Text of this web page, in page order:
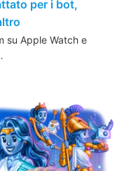
per i bot,
su Apple Watch e